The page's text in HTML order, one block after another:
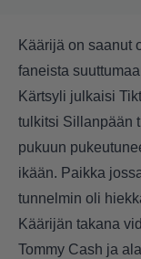
Käärijä on saanut
faneista
Kärtsyli julkaisi
tulkitsi Sillanpään
pukuun
ikään. Paikka
tunnelmin oli
Käärijän takana
Tommy Cash ja